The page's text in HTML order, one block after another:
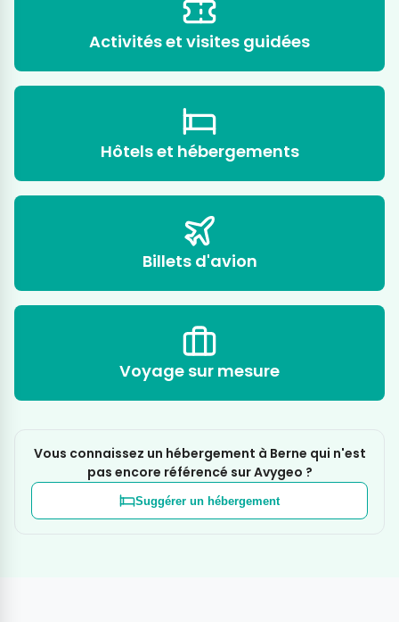
Activités et visites guidées
Hôtels et hébergements
Billets d'avion
Voyage sur mesure
Vous connaissez un hébergement à Berne qui n'est
pas encore référencé sur Avygeo ?
Suggérer un hébergement